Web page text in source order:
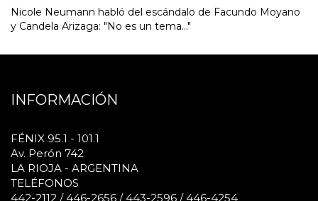
Nicole Neumann habló del escándalo de Facundo Moyano
y Candela Arizaga: "No es un tema..."
INFORMACIÓN
FÉNIX 95.1 - 101.1
Av. Perón 742
LA RIOJA - ARGENTINA
TELÉFONOS
442-2112 / 446-2656 / 443-2596 / 446-4254